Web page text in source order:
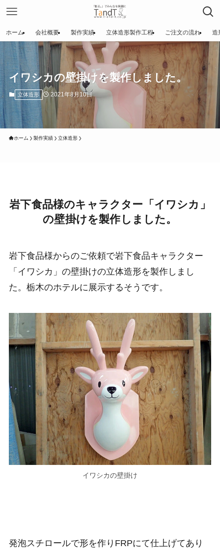
ホーム 会社概要 製作実績 立体造形製作工程 ご注文の流れ 造
イワシカの壁掛けを製作しました。
立体造形 2021年8月10日
ホーム 製作実績 立体造形
岩下食品様のキャラクター「イワシカ」
の壁掛けを製作しました。
岩下食品様からのご依頼で岩下食品キャラクター
「イワシカ」の壁掛けの立体造形を製作しまし
た。栃木のホテルに展示するそうです。
イワシカの壁掛け
発泡スチロールで形を作りFRPにて仕上げてあり